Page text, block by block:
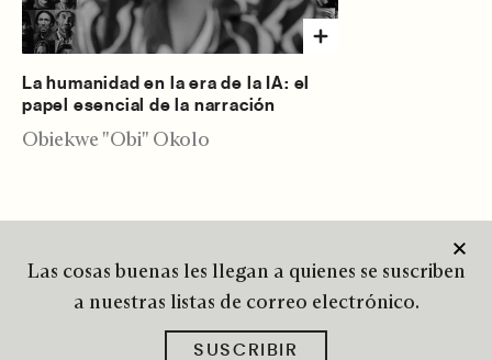
La humanidad en la era de la IA: el
papel esencial de la narración
Obiekwe "Obi" Okolo
Las cosas buenas les llegan a quienes se suscriben
a nuestras listas de correo electrónico.
SUSCRIBIR